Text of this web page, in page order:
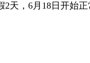
天，6月18日开始正